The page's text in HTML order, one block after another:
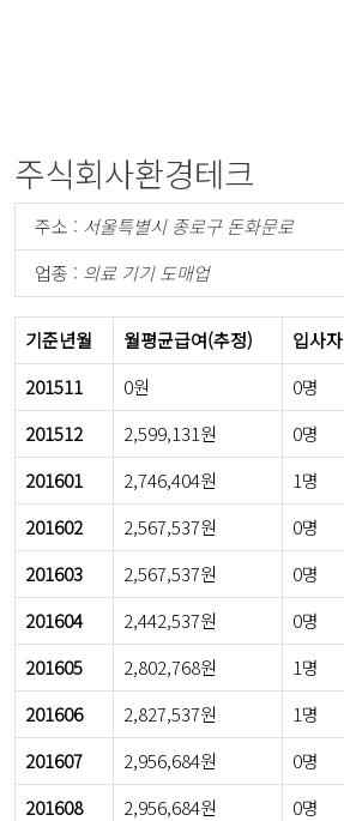
주식회사환경테크
주소 : 서울특별시 종로구 돈화문로
업종 : 의료 기기 도매업
기준년월 월평균급여(추정) 입사자
201511
0원 0명
201512
2,599,131원 0명
201601
2,746,404원 1명
201602
2,567,537원 0명
201603
2,567,537원 0명
201604
2,442,537원 0명
201605
2,802,768원 1명
201606
2,827,537원 1명
201607
2,956,684원 0명
201608
2,956,684원 0명